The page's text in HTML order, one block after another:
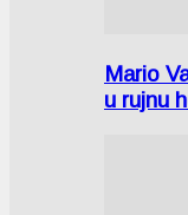
Mario
u rujnu